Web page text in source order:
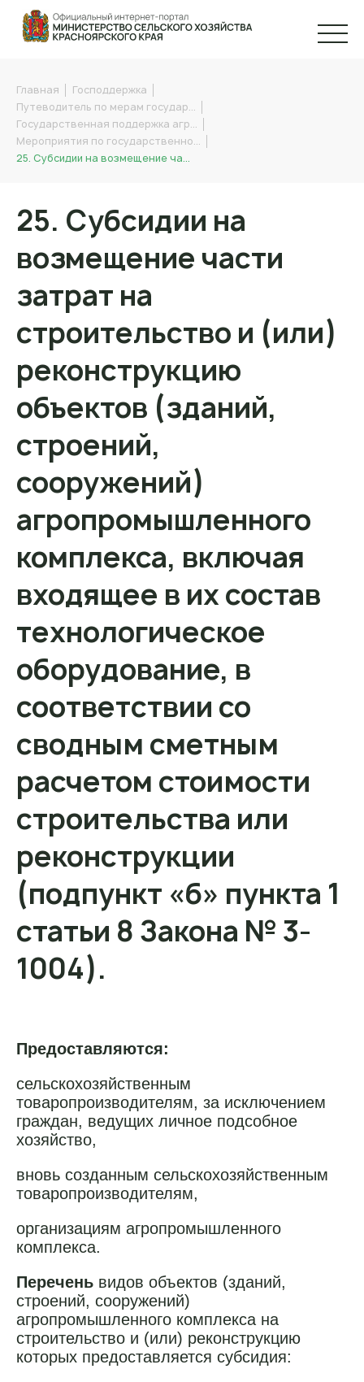
Главная
Господдержка
Путеводитель по мерам государ…
Государственная поддержка агр…
Мероприятия по государственно…
25. Субсидии на возмещение ча…
25. Субсидии на
возмещение части
затрат на
строительство и (или)
реконструкцию
объектов (зданий,
строений,
сооружений)
агропромышленного
комплекса, включая
входящее в их состав
технологическое
оборудование, в
соответствии со
сводным сметным
расчетом стоимости
строительства или
реконструкции
(подпункт «б» пункта 1
статьи 8 Закона № 3-
1004).
Предоставляются:
сельскохозяйственным
товаропроизводителям, за исключением
граждан, ведущих личное подсобное
хозяйство,
вновь созданным сельскохозяйственным
товаропроизводителям,
организациям агропромышленного
комплекса.
Перечень видов объектов (зданий,
строений, сооружений)
агропромышленного комплекса на
строительство и (или) реконструкцию
которых предоставляется субсидия: